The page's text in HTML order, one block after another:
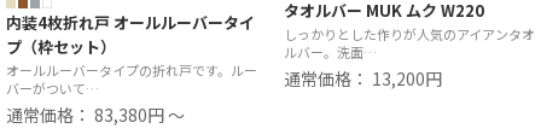
内装4枚折れ戸 オールルーバータイ
プ（枠セット）
オールルーバータイプの折れ戸です。ルー
バーがついて…
通常価格： 83,380円 ～
タオルバー MUK ムク W220
しっかりとした作りが人気のアイアンタオ
ルバー。洗面…
通常価格： 13,200円